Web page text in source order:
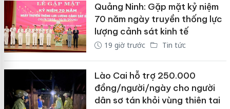
Quảng Ninh: Gặp mặt kỷ niệm
70 năm ngày truyền thống lực
lượng cảnh sát kinh tế
19 giờ trước Tin tức
Lào Cai hỗ trợ 250.000
đồng/người/ngày cho người
dân sơ tán khỏi vùng thiên tai